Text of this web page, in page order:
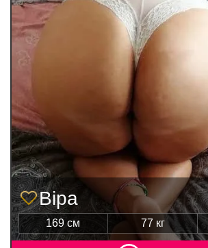
Віра
169 см 77 кг